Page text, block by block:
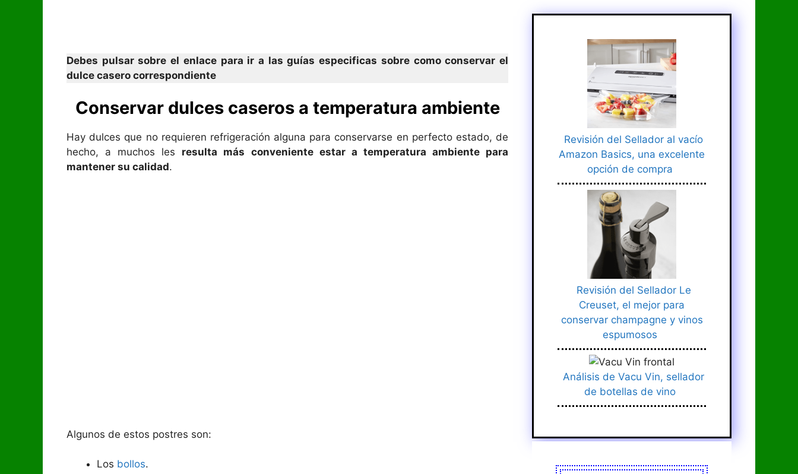
Debes pulsar sobre el enlace para ir a las guías especificas sobre como conservar el
dulce casero correspondiente
Conservar dulces caseros a temperatura ambiente
Hay dulces que no requieren refrigeración alguna para conservarse en perfecto estado, de
hecho, a muchos les resulta más conveniente estar a temperatura ambiente para
mantener su calidad.
Algunos de estos postres son:
Los bollos.
Revisión del Sellador al vacío
Amazon Basics, una excelente
opción de compra
Revisión del Sellador Le
Creuset, el mejor para
conservar champagne y vinos
espumosos
Análisis de Vacu Vin, sellador
de botellas de vino